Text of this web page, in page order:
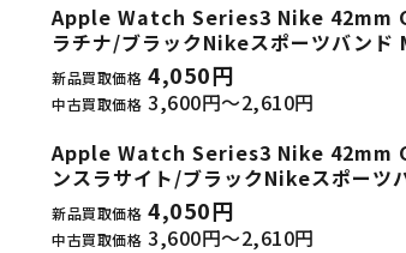
Apple Watch Series3 Nike 42mm
ラチナ/ブラックNikeスポーツバンド
新品買取価格 4,050円
中古買取価格 3,600円～2,610円
Apple Watch Series3 Nike 42mm
ンスラサイト/ブラックNikeスポーツ
新品買取価格 4,050円
中古買取価格 3,600円～2,610円